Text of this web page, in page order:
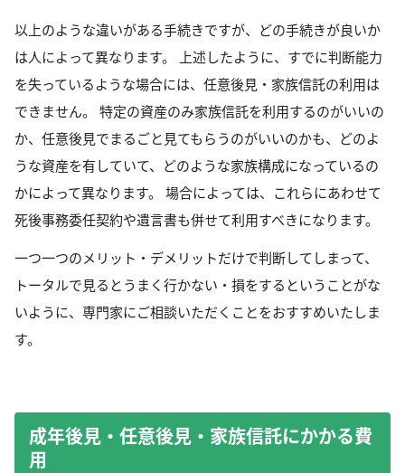
以上のような違いがある手続きですが、どの手続きが良いか
は人によって異なります。 上述したように、すでに判断能力
を失っているような場合には、任意後見・家族信託の利用は
できません。 特定の資産のみ家族信託を利用するのがいいの
か、任意後見でまるごと見てもらうのがいいのかも、どのよ
うな資産を有していて、どのような家族構成になっているの
かによって異なります。 場合によっては、これらにあわせて
死後事務委任契約や遺言書も併せて利用すべきになります。
一つ一つのメリット・デメリットだけで判断してしまって、
トータルで見るとうまく行かない・損をするということがな
いように、専門家にご相談いただくことをおすすめいたしま
す。
成年後見・任意後見・家族信託にかかる費
用